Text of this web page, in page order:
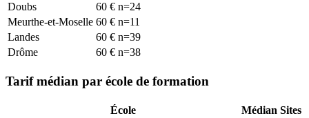
Doubs
60 € n=24
Meurthe-et-Moselle 60 € n=11
Landes
60 € n=39
Drôme
60 € n=38
Tarif médian par école de formation
École Médian Sites